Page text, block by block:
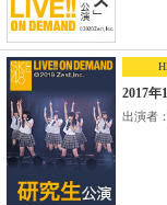
2017年
出演者